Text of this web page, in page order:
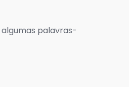
palavras-